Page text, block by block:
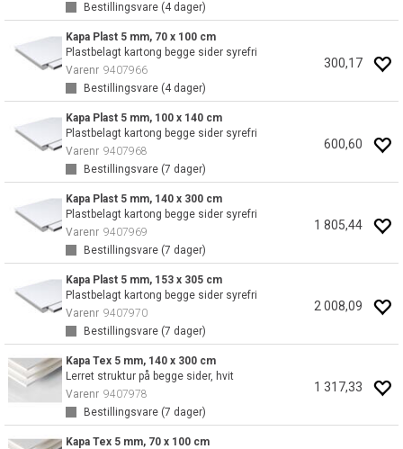
Bestillingsvare (4dager)
Kapa Plast 5 mm, 70 x 100 cm
Plastbelagt kartong begge sider syrefri
Varenr 9407966
Bestillingsvare (4dager)
300,17
Kapa Plast 5 mm, 100 x 140 cm
Plastbelagt kartong begge sider syrefri
Varenr 9407968
Bestillingsvare (7 dager)
600,60
Kapa Plast 5 mm, 140 x 300 cm
Plastbelagt kartong begge sider syrefri
Varenr 9407969
Bestillingsvare (7 dager)
1 805,44
Kapa Plast 5 mm, 153 x 305 cm
Plastbelagt kartong begge sider syrefri
Varenr 9407970
Bestillingsvare (7 dager)
2 008,09
Kapa Tex 5 mm, 140 x 300 cm
Lerret struktur på begge sider, hvit
Varenr 9407978
Bestillingsvare (7 dager)
1 317,33
Kapa Tex 5 mm, 70 x 100 cm